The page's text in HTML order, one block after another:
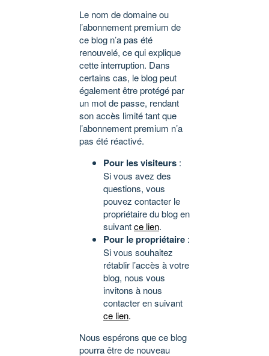
Le nom de domaine ou
l’abonnement premium de
ce blog n’a pas été
renouvelé, ce qui explique
cette interruption. Dans
certains cas, le blog peut
également être protégé par
un mot de passe, rendant
son accès limité tant que
l’abonnement premium n’a
pas été réactivé.
Pour les visiteurs :
Si vous avez des
questions, vous
pouvez contacter le
propriétaire du blog en
suivantce lien.
Pour le propriétaire :
Si vous souhaitez
rétablir l’accès à votre
blog, nous vous
invitons à nous
contacter en suivant
ce lien.
Nous espérons que ce blog
pourra être de nouveau